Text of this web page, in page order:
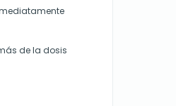
de la dosis